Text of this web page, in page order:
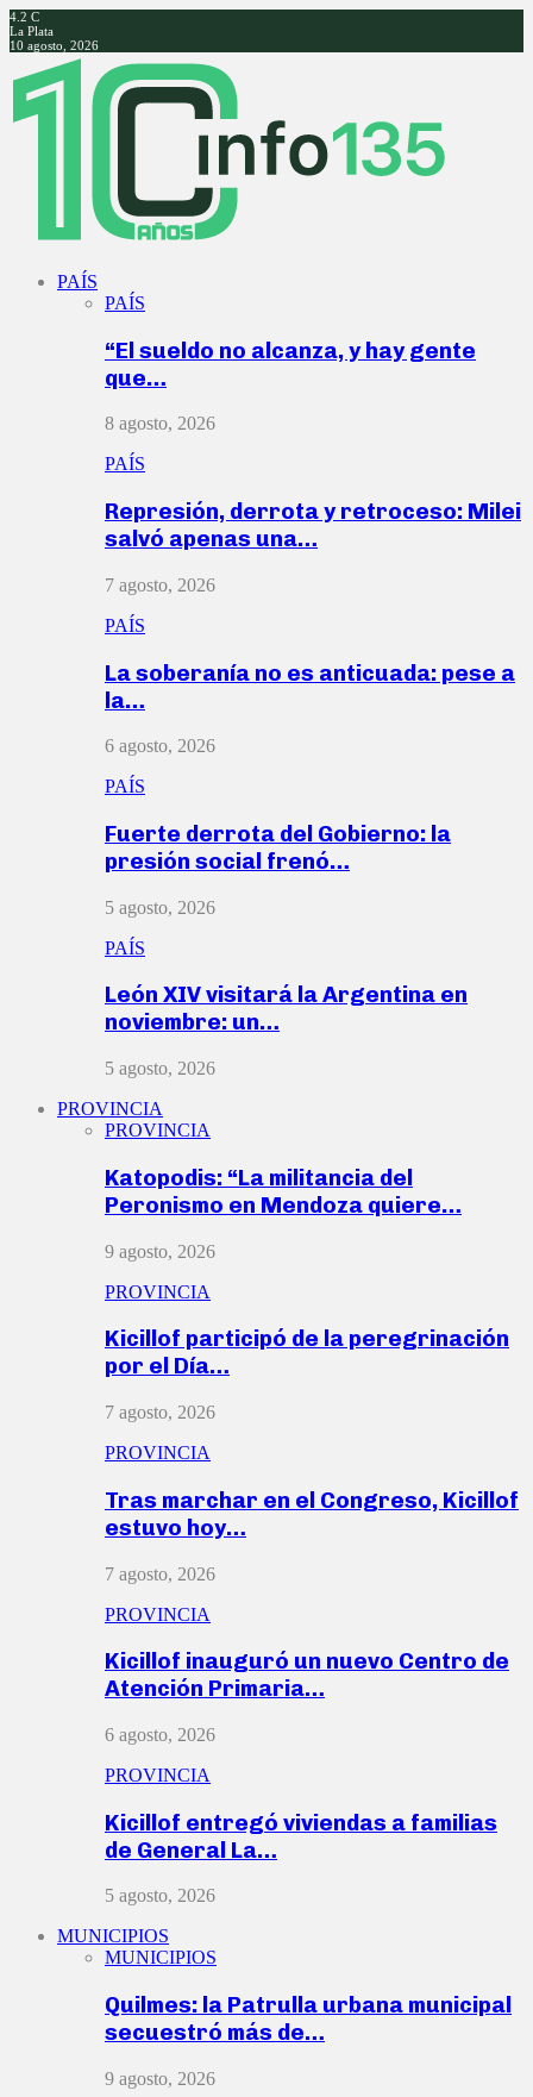
4.2 C
La Plata
10 agosto, 2026
Facebook
Twitter
Instagram
Youtube
PAÍS
PAÍS
“El sueldo no alcanza, y hay gente
que…
8 agosto, 2026
PAÍS
Represión, derrota y retroceso: Milei
salvó apenas una…
7 agosto, 2026
PAÍS
La soberanía no es anticuada: pese a
la…
6 agosto, 2026
PAÍS
Fuerte derrota del Gobierno: la
presión social frenó…
5 agosto, 2026
PAÍS
León XIV visitará la Argentina en
noviembre: un…
5 agosto, 2026
PROVINCIA
PROVINCIA
Katopodis: “La militancia del
Peronismo en Mendoza quiere…
9 agosto, 2026
PROVINCIA
Kicillof participó de la peregrinación
por el Día…
7 agosto, 2026
PROVINCIA
Tras marchar en el Congreso, Kicillof
estuvo hoy…
7 agosto, 2026
PROVINCIA
Kicillof inauguró un nuevo Centro de
Atención Primaria…
6 agosto, 2026
PROVINCIA
Kicillof entregó viviendas a familias
de General La…
5 agosto, 2026
MUNICIPIOS
MUNICIPIOS
Quilmes: la Patrulla urbana municipal
secuestró más de…
9 agosto, 2026